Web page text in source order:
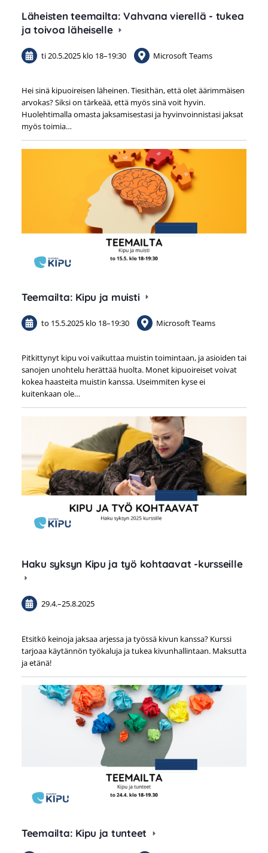
Läheisten teemailta: Vahvana vierellä - tukea
ja toivoa läheiselle
ti 20.5.2025 klo 18–19:30 Microsoft Teams
Hei sinä kipuoireisen läheinen. Tiesithän, että olet äärimmäisen
arvokas? Siksi on tärkeää, että myös sinä voit hyvin.
Huolehtimalla omasta jaksamisestasi ja hyvinvoinnistasi jaksat
myös toimia…
Teemailta: Kipu ja muisti
to 15.5.2025 klo 18–19:30 Microsoft Teams
Pitkittynyt kipu voi vaikuttaa muistin toimintaan, ja asioiden tai
sanojen unohtelu herättää huolta. Monet kipuoireiset voivat
kokea haasteita muistin kanssa. Useimmiten kyse ei
kuitenkaan ole…
Haku syksyn Kipu ja työ kohtaavat -kursseille
29.4.–25.8.2025
Etsitkö keinoja jaksaa arjessa ja työssä kivun kanssa? Kurssi
tarjoaa käytännön työkaluja ja tukea kivunhallintaan. Maksutta
ja etänä!
Teemailta: Kipu ja tunteet